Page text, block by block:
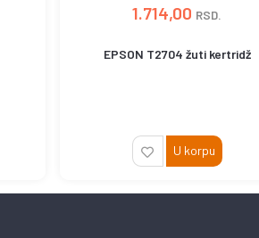
1.714,00 RSD.
EPSON T2704 žuti kertridž
U korpu